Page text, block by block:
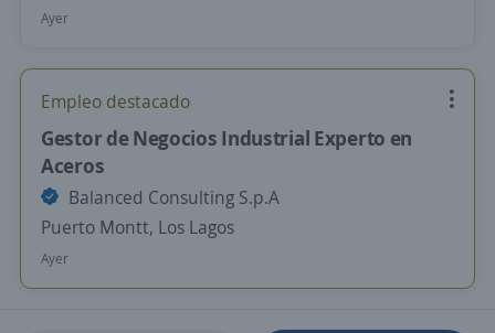
Ayer
Empleo destacado
Gestor de Negocios Industrial Experto en
Aceros
Balanced Consulting S.p.A
Puerto Montt, Los Lagos
Ayer